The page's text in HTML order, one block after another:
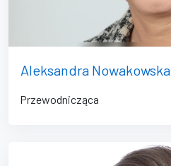
Aleksandra Nowakowska
Przewodnicząca